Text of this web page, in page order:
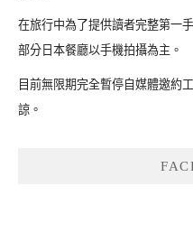
在旅行中為了提供讀者完整第一
部分日本餐廳以手機拍攝為主。
目前無限期完全暫停自媒體邀約
諒。